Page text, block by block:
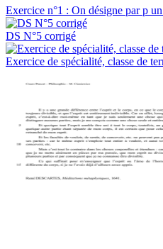
Exercice n°1 : On désigne par p
DS N°5 corrigé
Exercice de spécialité, classe de